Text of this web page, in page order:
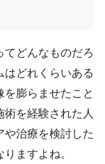
てどんなものだろ
はどれくらいある
膨らませたこと
を経験された人
や治療を検討した
ますよね。